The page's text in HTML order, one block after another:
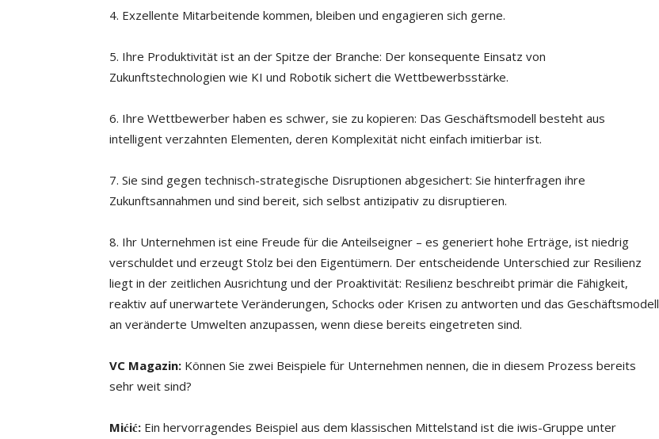
4. Exzellente Mitarbeitende kommen, bleiben und engagieren sich gerne.
5. Ihre Produktivität ist an der Spitze der Branche: Der konsequente Einsatz von
Zukunftstechnologien wie KI und Robotik sichert die Wettbewerbsstärke.
6. Ihre Wettbewerber haben es schwer, sie zu kopieren: Das Geschäftsmodell besteht aus
intelligent verzahnten Elementen, deren Komplexität nicht einfach imitierbar ist.
7. Sie sind gegen technisch-strategische Disruptionen abgesichert: Sie hinterfragen ihre
Zukunftsannahmen und sind bereit, sich selbst antizipativ zu disruptieren.
8. Ihr Unternehmen ist eine Freude für die Anteilseigner – es generiert hohe Erträge, ist niedrig
verschuldet und erzeugt Stolz bei den Eigentümern. Der entscheidende Unterschied zur Resilienz
liegt in der zeitlichen Ausrichtung und der Proaktivität: Resilienz beschreibt primär die Fähigkeit,
reaktiv auf unerwartete Veränderungen, Schocks oder Krisen zu antworten und das Geschäftsmodell
an veränderte Umwelten anzupassen, wenn diese bereits eingetreten sind.
VC Magazin: Können Sie zwei Beispiele für Unternehmen nennen, die in diesem Prozess bereits
sehr weit sind?
Mićić: Ein hervorragendes Beispiel aus dem klassischen Mittelstand ist die iwis-Gruppe unter